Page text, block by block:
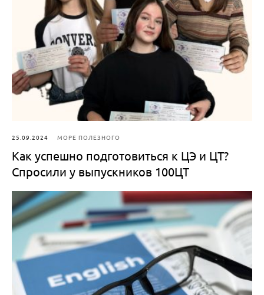
25.09.2024 МОРЕ ПОЛЕЗНОГО
Как успешно подготовиться к ЦЭ и ЦТ?
Спросили у выпускников 100ЦТ